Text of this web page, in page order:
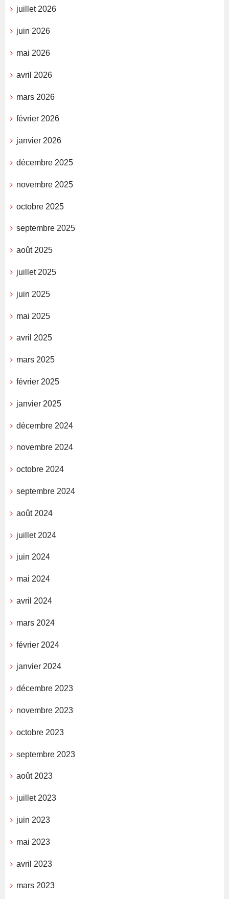
juillet 2026
juin 2026
mai 2026
avril 2026
mars 2026
février 2026
janvier 2026
décembre 2025
novembre 2025
octobre 2025
septembre 2025
août 2025
juillet 2025
juin 2025
mai 2025
avril 2025
mars 2025
février 2025
janvier 2025
décembre 2024
novembre 2024
octobre 2024
septembre 2024
août 2024
juillet 2024
juin 2024
mai 2024
avril 2024
mars 2024
février 2024
janvier 2024
décembre 2023
novembre 2023
octobre 2023
septembre 2023
août 2023
juillet 2023
juin 2023
mai 2023
avril 2023
mars 2023